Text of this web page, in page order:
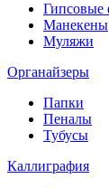
Гипсовые
Манекены
Муляжи
Органайзеры
Папки
Пеналы
Тубусы
Каллиграфия